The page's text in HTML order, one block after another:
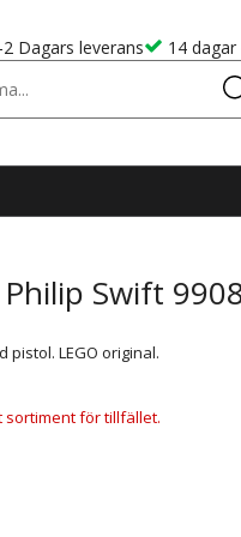
2 Dagars leverans 14
Swift
pistol. LEGO original.
sortiment för tillfället.